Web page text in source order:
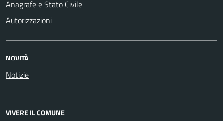
Anagrafe e Stato Civile
Autorizzazioni
NOVITÀ
Notizie
VIVERE IL COMUNE